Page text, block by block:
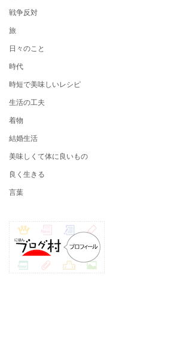
戦争反対
旅
日々のこと
時代
時短で美味しいレシピ
生活の工夫
着物
結婚生活
美味しくて体に良いもの
良く生きる
言葉